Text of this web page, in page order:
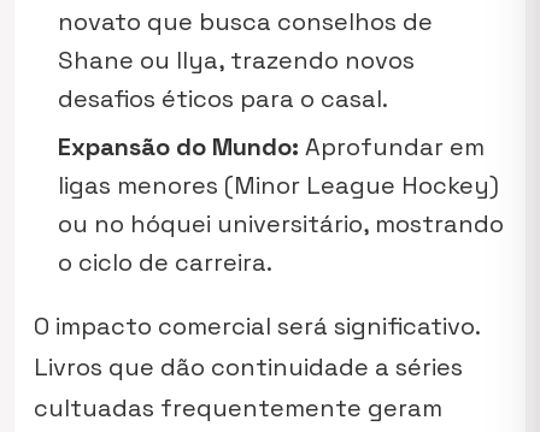
novato que busca conselhos de
Shane ou Ilya, trazendo novos
desafios éticos para o casal.
Expansão do Mundo: Aprofundar em
ligas menores (Minor League Hockey)
ou no hóquei universitário, mostrando
o ciclo de carreira.
O impacto comercial será significativo.
Livros que dão continuidade a séries
cultuadas frequentemente geram